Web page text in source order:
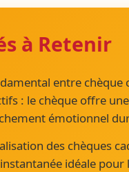
à Retenir
entre chèque
: le chèque offre
émotionnel
des chèques
idéale pour